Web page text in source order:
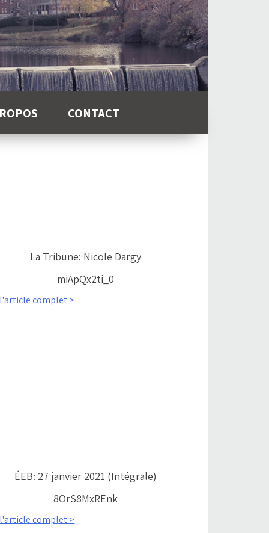
CONTACT
La Tribune: Nicole Dargy
miApQx2ti_0
complet >
ÉEB: 27 janvier 2021 (Intégrale)
8OrS8MxREnk
complet >